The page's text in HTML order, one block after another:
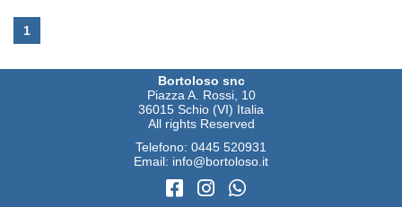
1
Bortoloso snc
Piazza A. Rossi, 10
36015 Schio (VI) Italia
All rights Reserved
Telefono: 0445 520931
Email: info@bortoloso.it